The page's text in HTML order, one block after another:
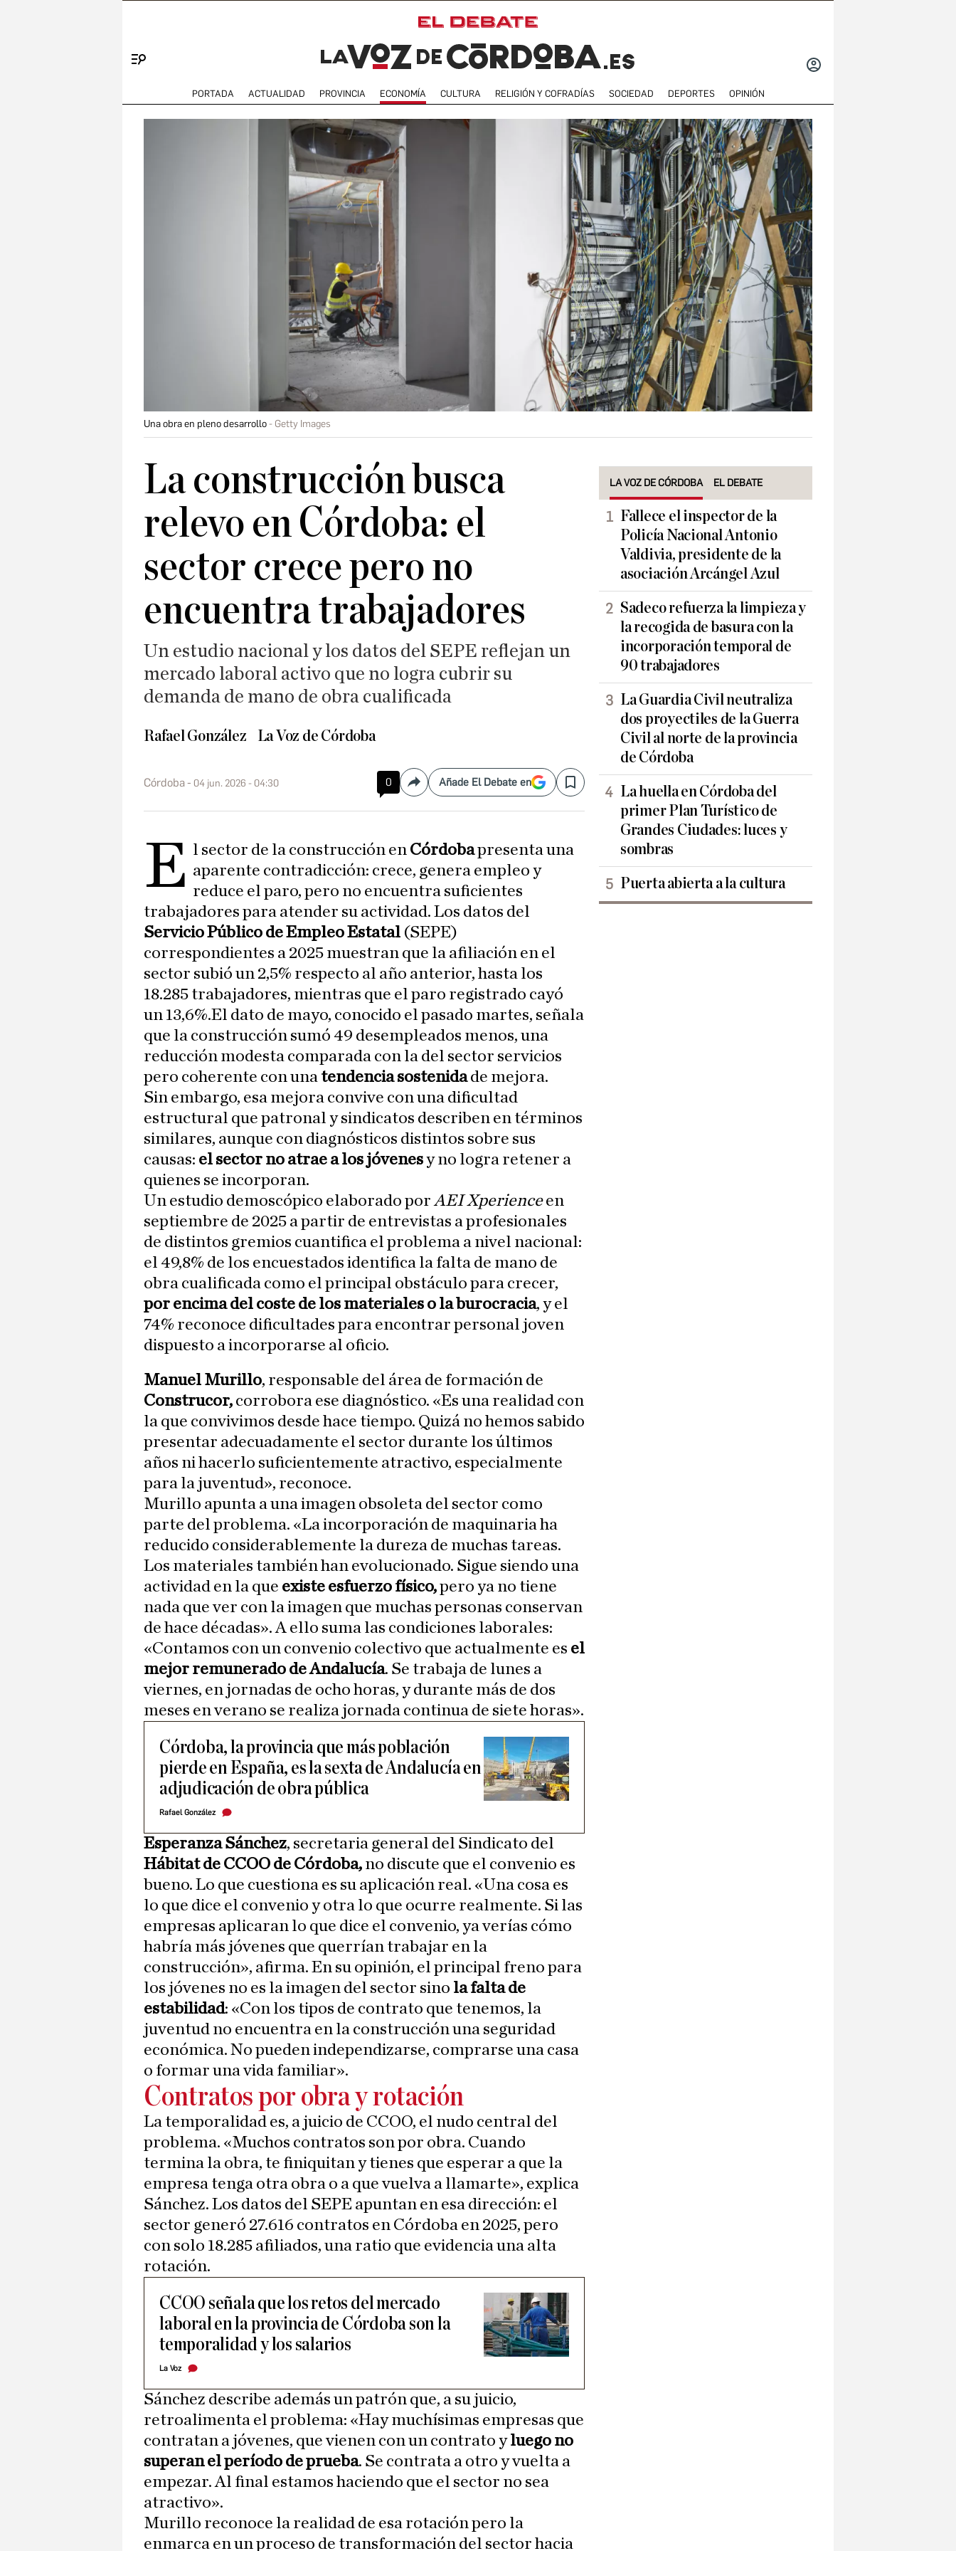
PORTADA ACTUALIDAD PROVINCIA ECONOMÍA CULTURA RELIGIÓN Y COFRADÍAS SOCIEDAD DEPORTES OPINIÓN
Una obra en pleno desarrollo Getty Images
La construcción busca
relevo en Córdoba: el
sector crece pero no
encuentra trabajadores
Un estudio nacional y los datos del SEPE reflejan un
mercado laboral activo que no logra cubrir su
demanda de mano de obra cualificada
Rafael González La Voz de Córdoba
Córdoba 04 jun. 2026 - 04:30 0 CompartirAñade El Debate en Save
E l sector de la construcción en Córdobapresenta una
aparente contradicción: crece, genera empleo y
reduce el paro, pero no encuentra suficientes
trabajadores para atender su actividad. Los datos del
Servicio Público de Empleo Estatal (SEPE)
correspondientes a 2025 muestran que la afiliación en el
sector subió un 2,5% respecto al año anterior, hasta los
18.285 trabajadores, mientras que el paro registrado cayó
un 13,6%.El dato de mayo, conocido el pasado martes, señala
que la construcción sumó 49 desempleados menos, una
reducción modesta comparada con la del sector servicios
pero coherente con una tendencia sostenidade mejora.
Sin embargo, esa mejora convive con una dificultad
estructural que patronal y sindicatos describen en términos
similares, aunque con diagnósticos distintos sobre sus
causas: el sector no atrae a los jóvenesy no logra retener a
quienes se incorporan.
Un estudio demoscópico elaborado porAEI Xperienceen
septiembre de 2025 a partir de entrevistas a profesionales
de distintos gremios cuantifica el problema a nivel nacional:
el 49,8% de los encuestados identifica la falta de mano de
obra cualificada como el principal obstáculo para crecer,
por encima del coste de los materiales o la burocracia, y el
74% reconoce dificultades para encontrar personal joven
dispuesto a incorporarse al oficio.
Manuel Murillo, responsable del área de formación de
Construcor, corrobora ese diagnóstico. «Es una realidad con
la que convivimos desde hace tiempo. Quizá no hemos sabido
presentar adecuadamente el sector durante los últimos
años ni hacerlo suficientemente atractivo, especialmente
para la juventud», reconoce.
Murillo apunta a una imagen obsoleta del sector como
parte del problema. «La incorporación de maquinaria ha
reducido considerablemente la dureza de muchas tareas.
Los materiales también han evolucionado. Sigue siendo una
actividad en la que existe esfuerzo físico,pero ya no tiene
nada que ver con la imagen que muchas personas conservan
de hace décadas». A ello suma las condiciones laborales:
«Contamos con un convenio colectivo que actualmente es el
mejor remunerado de Andalucía. Se trabaja de lunes a
viernes, en jornadas de ocho horas, y durante más de dos
meses en verano se realiza jornada continua de siete horas».
Córdoba, la provincia que más población
pierde en España, es la sexta de Andalucía en
adjudicación de obra pública
Rafael González
Esperanza Sánchez, secretaria general del Sindicato del
Hábitat de CCOO de Córdoba, no discute que el convenio es
bueno. Lo que cuestiona es su aplicación real. «Una cosa es
lo que dice el convenio y otra lo que ocurre realmente. Si las
empresas aplicaran lo que dice el convenio, ya verías cómo
habría más jóvenes que querrían trabajar en la
construcción», afirma. En su opinión, el principal freno para
los jóvenes no es la imagen del sector sino la falta de
estabilidad: «Con los tipos de contrato que tenemos, la
juventud no encuentra en la construcción una seguridad
económica. No pueden independizarse, comprarse una casa
o formar una vida familiar».
Contratos por obra y rotación
La temporalidad es, a juicio de CCOO, el nudo central del
problema. «Muchos contratos son por obra. Cuando
termina la obra, te finiquitan y tienes que esperar a que la
empresa tenga otra obra o a que vuelva a llamarte», explica
Sánchez. Los datos del SEPE apuntan en esa dirección: el
sector generó 27.616 contratos en Córdoba en 2025, pero
con solo 18.285 afiliados, una ratio que evidencia una alta
rotación.
CCOO señala que los retos del mercado
laboral en la provincia de Córdoba son la
temporalidad y los salarios
La Voz
Sánchez describe además un patrón que, a su juicio,
retroalimenta el problema: «Hay muchísimas empresas que
contratan a jóvenes, que vienen con un contrato yluego no
superan el período de prueba. Se contrata a otro y vuelta a
empezar. Al final estamos haciendo que el sector no sea
atractivo».
Murillo reconoce la realidad de esa rotación pero la
enmarca en un proceso de transformación del sector hacia
LA VOZ DE CÓRDOBA EL DEBATE
Fallece el inspector de la
Policía Nacional Antonio
Valdivia, presidente de la
asociación Arcángel Azul
Sadeco refuerza la limpieza y
la recogida de basura con la
incorporación temporal de
90 trabajadores
La Guardia Civil neutraliza
dos proyectiles de la Guerra
Civil al norte de la provincia
de Córdoba
La huella en Córdoba del
primer Plan Turístico de
Grandes Ciudades: luces y
sombras
Puerta abierta a la cultura